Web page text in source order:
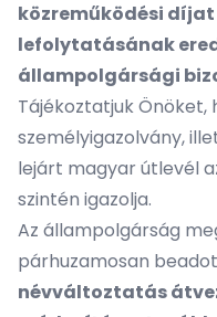
közreműködési
lefolytatásának
állampolgársági
Tájékoztatjuk
személyigazolvány,
lejárt magyar útlevél
szintén igazolja.
Az állampolgárság
párhuzamosan
névváltoztatás